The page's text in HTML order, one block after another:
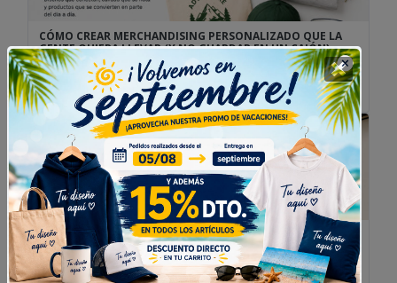
CÓMO CREAR MERCHANDISING PERSONALIZADO QUE LA
GENTE QUIERA LLEVAR (Y NO GUARDAR EN UN CAJÓN)
El merchandising personalizado ha dejado de ser un simple
regalo promocional. Hoy, las mejores prendas y productos
personalizados consiguen algo mucho más difícil: que las
personas quieran seguir utilizándolos durante años. El mejor
merchandising no parece merchandising Todos hemos
recibido alguna vez una camiseta personalizada, una bolsa de
tela personalizada o una taza personalizada con […]
SUDADERAS PERSONALIZADAS: TIPOS, TEJIDOS, MARCAS Y
CUÁL ELEGIR EN CADA CASO
Cuando pensamos en sudaderas personalizadas, lo primero
que suele venir a la cabeza es el diseño: un logo, una frase, el